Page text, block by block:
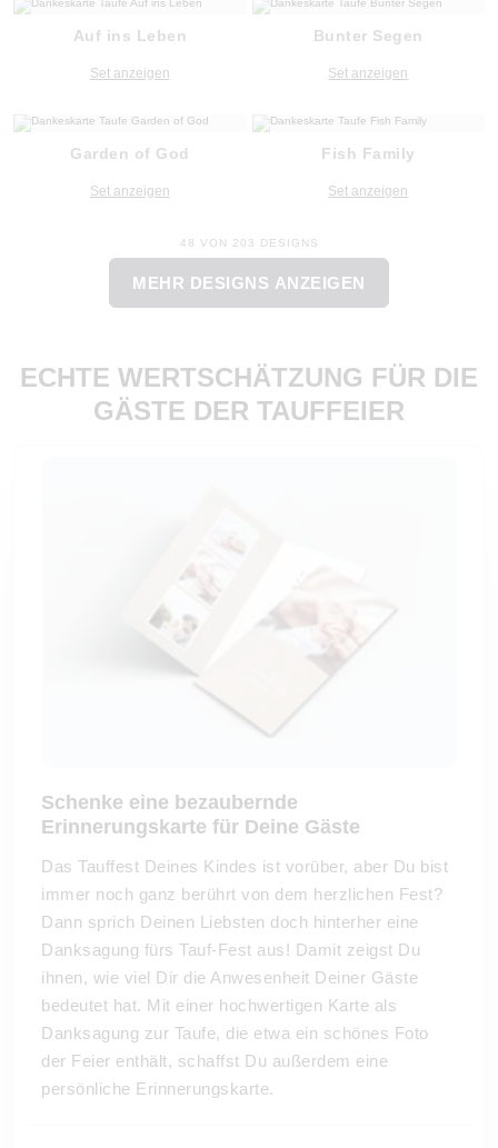
Auf ins Leben
Set anzeigen
Bunter Segen
Set anzeigen
Garden of God
Set anzeigen
Fish Family
Set anzeigen
48 VON 203 DESIGNS
MEHR DESIGNS ANZEIGEN
ECHTE WERTSCHÄTZUNG FÜR DIE
GÄSTE DER TAUFFEIER
Schenke eine bezaubernde
Erinnerungskarte für Deine Gäste
Das Tauffest Deines Kindes ist vorüber, aber Du bist
immer noch ganz berührt von dem herzlichen Fest?
Dann sprich Deinen Liebsten doch hinterher eine
Danksagung fürs Tauf-Fest aus! Damit zeigst Du
ihnen, wie viel Dir die Anwesenheit Deiner Gäste
bedeutet hat. Mit einer hochwertigen Karte als
Danksagung zur Taufe, die etwa ein schönes Foto
der Feier enthält, schaffst Du außerdem eine
persönliche Erinnerungskarte.